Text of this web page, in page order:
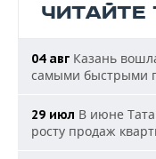
ЧИТАЙТЕ
04 авг Казань
самыми быстрыми
29 июл В июне
росту продаж